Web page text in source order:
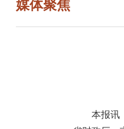
媒体聚焦
本报讯